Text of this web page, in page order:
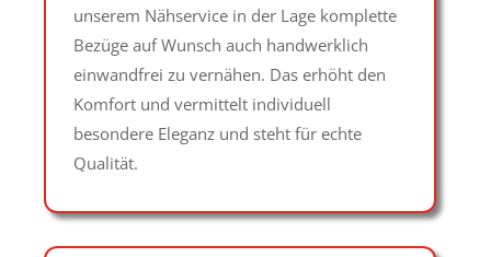
unserem Nähservice in der Lage komplette
Bezüge auf Wunsch auch handwerklich
einwandfrei zu vernähen. Das erhöht den
Komfort und vermittelt individuell
besondere Eleganz und steht für echte
Qualität.